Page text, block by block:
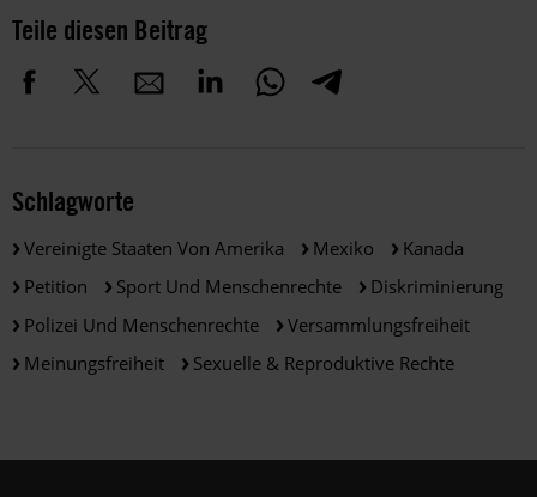
Teile diesen Beitrag
Schlagworte
Vereinigte Staaten Von Amerika Mexiko
Kanada
Petition
Sport Und Menschenrechte
Diskriminierung
Polizei Und Menschenrechte
Versammlungsfreiheit
Meinungsfreiheit
Sexuelle & Reproduktive Rechte